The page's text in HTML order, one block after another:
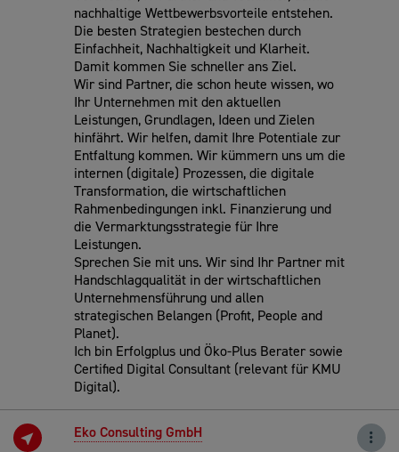
nachhaltige Wettbewerbsvorteile entstehen.
Die besten Strategien bestechen durch
Einfachheit, Nachhaltigkeit und Klarheit.
Damit kommen Sie schneller ans Ziel.
Wir sind Partner, die schon heute wissen, wo
Ihr Unternehmen mit den aktuellen
Leistungen, Grundlagen, Ideen und Zielen
hinfährt. Wir helfen, damit Ihre Potentiale zur
Entfaltung kommen. Wir kümmern uns um die
internen (digitale) Prozessen, die digitale
Transformation, die wirtschaftlichen
Rahmenbedingungen inkl. Finanzierung und
die Vermarktungsstrategie für Ihre
Leistungen.
Sprechen Sie mit uns. Wir sind Ihr Partner mit
Handschlagqualität in der wirtschaftlichen
Unternehmensführung und allen
strategischen Belangen (Profit, People and
Planet).
Ich bin Erfolgplus und Öko-Plus Berater sowie
Certified Digital Consultant (relevant für KMU
Digital).
Eko Consulting GmbH